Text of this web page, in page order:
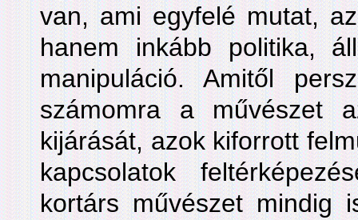
van, ami egyfelé mutat,
hanem inkább politika,
manipuláció. Amitől
számomra a művészet
kijárását, azok kiforrott
kapcsolatok
kortárs művészet mindig